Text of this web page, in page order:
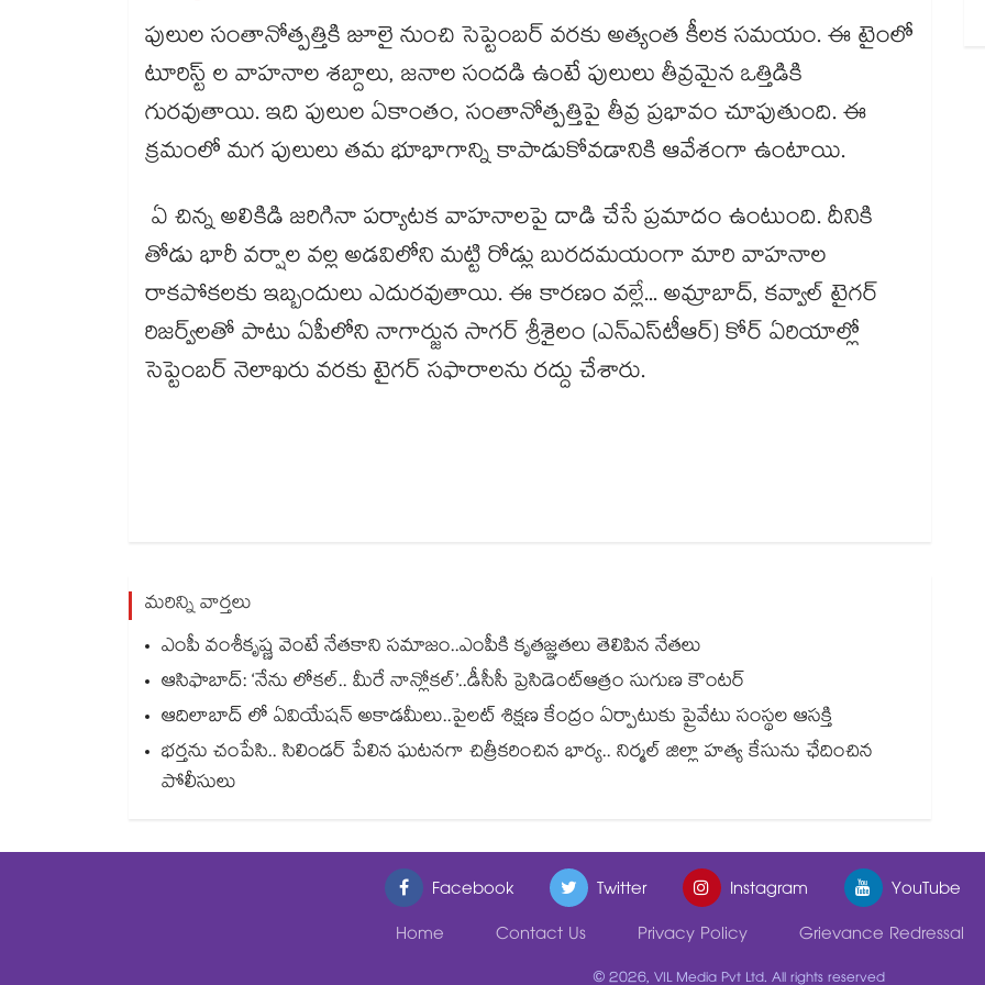
పులుల సంతానోత్పత్తికి జూలై నుంచి సెప్టెంబర్ వరకు అత్యంత కీలక సమయం. ఈ టైంలో
టూరిస్ట్ ల వాహనాల శబ్దాలు, జనాల సందడి ఉంటే పులులు తీవ్రమైన ఒత్తిడికి
గురవుతాయి. ఇది పులుల ఏకాంతం, సంతానోత్పత్తిపై తీవ్ర ప్రభావం చూపుతుంది. ఈ
క్రమంలో మగ పులులు తమ భూభాగాన్ని కాపాడుకోవడానికి ఆవేశంగా ఉంటాయి.
ఏ చిన్న అలికిడి జరిగినా పర్యాటక వాహనాలపై దాడి చేసే ప్రమాదం ఉంటుంది. దీనికి
తోడు భారీ వర్షాల వల్ల అడవిలోని మట్టి రోడ్లు బురదమయంగా మారి వాహనాల
రాకపోకలకు ఇబ్బందులు ఎదురవుతాయి. ఈ కారణం వల్లే... అమ్రాబాద్, కవ్వాల్ టైగర్
రిజర్వ్‌‌‌‌‌‌‌‌‌‌లతో పాటు ఏపీలోని నాగార్జున సాగర్ శ్రీశైలం (ఎన్​ఎస్​టీఆర్​) కోర్ ఏరియాల్లో
సెప్టెంబర్ నెలాఖరు వరకు టైగర్ సఫారాలను రద్దు చేశారు.
మరిన్ని వార్తలు
ఎంపీ వంశీకృష్ణ వెంటే నేతకాని సమాజం..ఎంపీకి కృతజ్ఞతలు తెలిపిన నేతలు
ఆసిఫాబాద్: ‘నేను లోకల్.. మీరే నాన్లోకల్’..డీసీసీ ప్రెసిడెంట్ఆత్రం సుగుణ కౌంటర్
ఆదిలాబాద్ లో ఏవియేషన్ అకాడమీలు..పైలట్ శిక్షణ కేంద్రం ఏర్పాటుకు ప్రైవేటు సంస్థల ఆసక్తి
భర్తను చంపేసి.. సిలిండర్ పేలిన ఘటనగా చిత్రీకరించిన భార్య.. నిర్మల్ జిల్లా హత్య కేసును ఛేదించిన
పోలీసులు
Facebook Twitter Instagram YouTube
Home
Contact Us Privacy Policy Grievance Redressal